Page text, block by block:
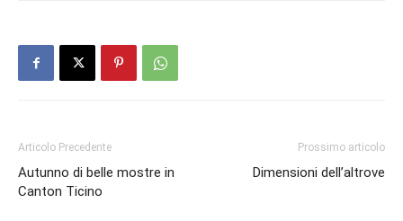
Articolo Precedente
Autunno di belle mostre in
Canton Ticino
Prossimo articolo
Dimensioni dell’altrove